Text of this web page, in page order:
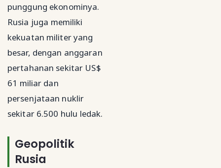
punggung ekonominya.
Rusia juga memiliki
kekuatan militer yang
besar, dengan anggaran
pertahanan sekitar US$
61 miliar dan
persenjataan nuklir
sekitar 6.500 hulu ledak.
Geopolitik
Rusia